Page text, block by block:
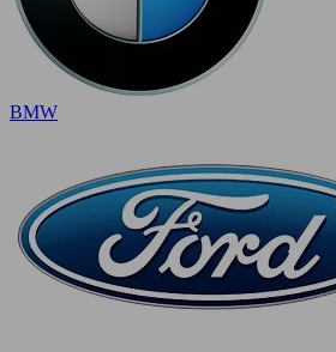
BMW